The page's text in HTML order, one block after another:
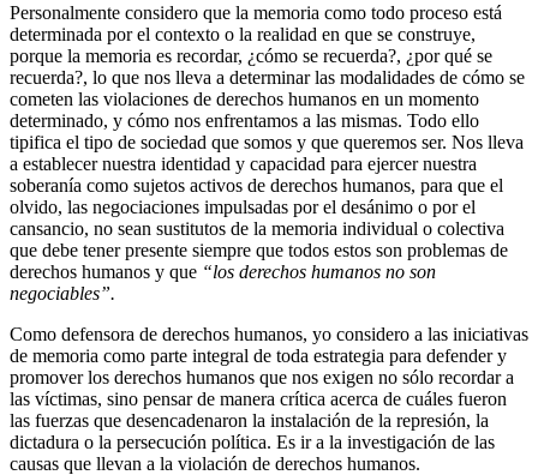
Personalmente considero que la memoria como todo proceso está
determinada por el contexto o la realidad en que se construye,
porque la memoria es recordar, ¿cómo se recuerda?, ¿por qué se
recuerda?, lo que nos lleva a determinar las modalidades de cómo se
cometen las violaciones de derechos humanos en un momento
determinado, y cómo nos enfrentamos a las mismas. Todo ello
tipifica el tipo de sociedad que somos y que queremos ser. Nos lleva
a establecer nuestra identidad y capacidad para ejercer nuestra
soberanía como sujetos activos de derechos humanos, para que el
olvido, las negociaciones impulsadas por el desánimo o por el
cansancio, no sean sustitutos de la memoria individual o colectiva
que debe tener presente siempre que todos estos son problemas de
derechos humanos y que “los derechos humanos no son
negociables”.
Como defensora de derechos humanos, yo considero a las iniciativas
de memoria como parte integral de toda estrategia para defender y
promover los derechos humanos que nos exigen no sólo recordar a
las víctimas, sino pensar de manera crítica acerca de cuáles fueron
las fuerzas que desencadenaron la instalación de la represión, la
dictadura o la persecución política. Es ir a la investigación de las
causas que llevan a la violación de derechos humanos.